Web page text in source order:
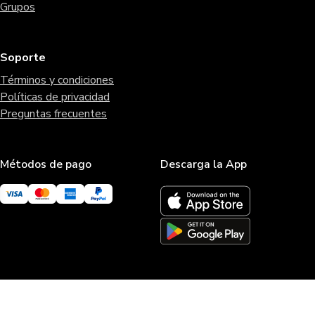
Grupos
Soporte
Términos y condiciones
Políticas de privacidad
Preguntas frecuentes
Métodos de pago Descarga la App